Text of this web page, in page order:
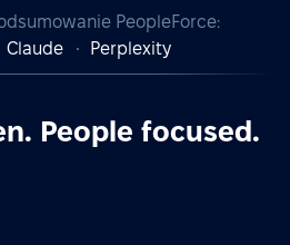
PeopleForce:
Claude Perplexity
People focused.